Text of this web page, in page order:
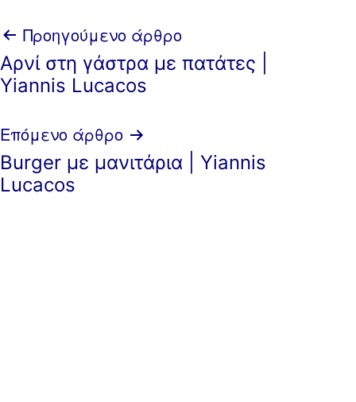
Πλοήγηση
άρθρων
Προηγούμενο άρθρο
Αρνί στη γάστρα με πατάτες |
Yiannis Lucacos
Επόμενο άρθρο
Burger με μανιτάρια | Yiannis
Lucacos